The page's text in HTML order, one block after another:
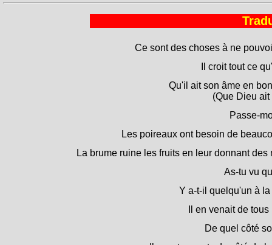
Ce sont des choses à ne
Il croit tout ce
Qu'il ait son âme en
(Que Dieu ait
Passe-
Les poireaux ont besoin de
La brume ruine les fruits en leur donnant des
As-tu vu
Y a-t-il quelqu'un à
Il en venait de
De quel côté